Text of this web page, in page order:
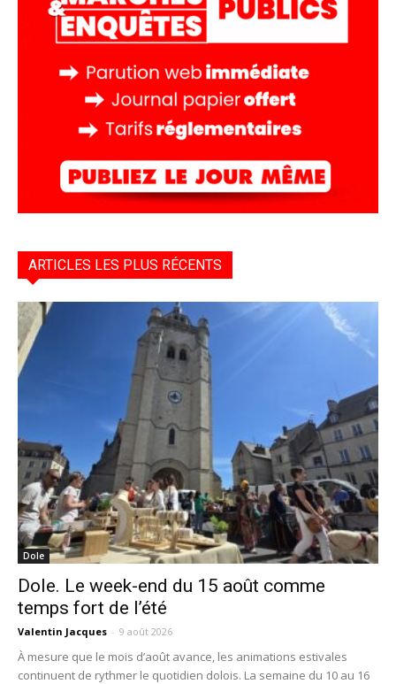
ARTICLES LES PLUS RÉCENTS
Dole
Dole. Le week-end du 15 août comme
temps fort de l’été
Valentin Jacques - 9 août 2026
À mesure que le mois d’août avance, les animations estivales
continuent de rythmer le quotidien dolois. La semaine du 10 au 16